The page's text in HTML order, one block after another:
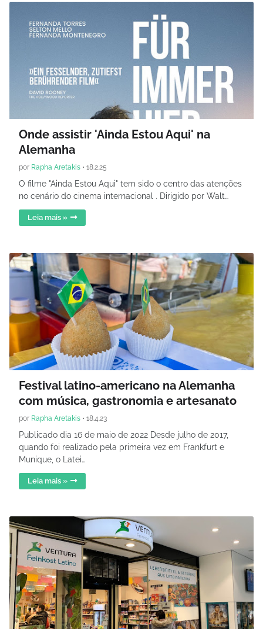
Onde assistir 'Ainda Estou Aqui' na
Alemanha
por Rapha Aretakis • 18.2.25
O filme "Ainda Estou Aqui" tem sido o centro das atenções
no cenário do cinema internacional . Dirigido por Walt…
Leia mais »
Festival latino-americano na Alemanha
com música, gastronomia e artesanato
por Rapha Aretakis • 18.4.23
Publicado dia 16 de maio de 2022 Desde julho de 2017,
quando foi realizado pela primeira vez em Frankfurt e
Munique, o Latei…
Leia mais »